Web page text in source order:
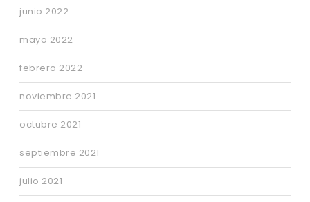
junio 2022
mayo 2022
febrero 2022
noviembre 2021
octubre 2021
septiembre 2021
julio 2021